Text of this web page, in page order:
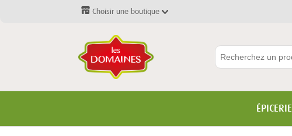
Choisir une boutique
ÉPICERIE